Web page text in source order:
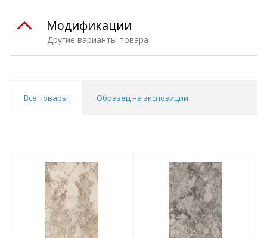
Другие варианты товара
Модификации
Все товары Образец на экспозиции